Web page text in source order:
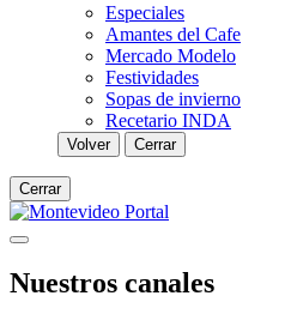
Especiales
Amantes del Cafe
Mercado Modelo
Festividades
Sopas de invierno
Recetario INDA
Volver Cerrar
Cerrar
Nuestros canales